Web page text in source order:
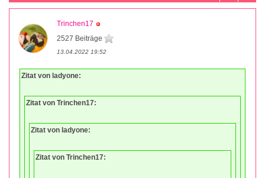
Trinchen17
2527 Beiträge
13.04.2022 19:52
Zitat von ladyone:
Zitat von Trinchen17:
Zitat von ladyone:
Zitat von Trinchen17: